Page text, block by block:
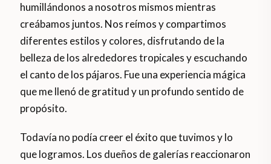
humillándonos a nosotros mismos mientras
creábamos juntos. Nos reímos y compartimos
diferentes estilos y colores, disfrutando de la
belleza de los alrededores tropicales y escuchando
el canto de los pájaros. Fue una experiencia mágica
que me llenó de gratitud y un profundo sentido de
propósito.
Todavía no podía creer el éxito que tuvimos y lo
que logramos. Los dueños de galerías reaccionaron